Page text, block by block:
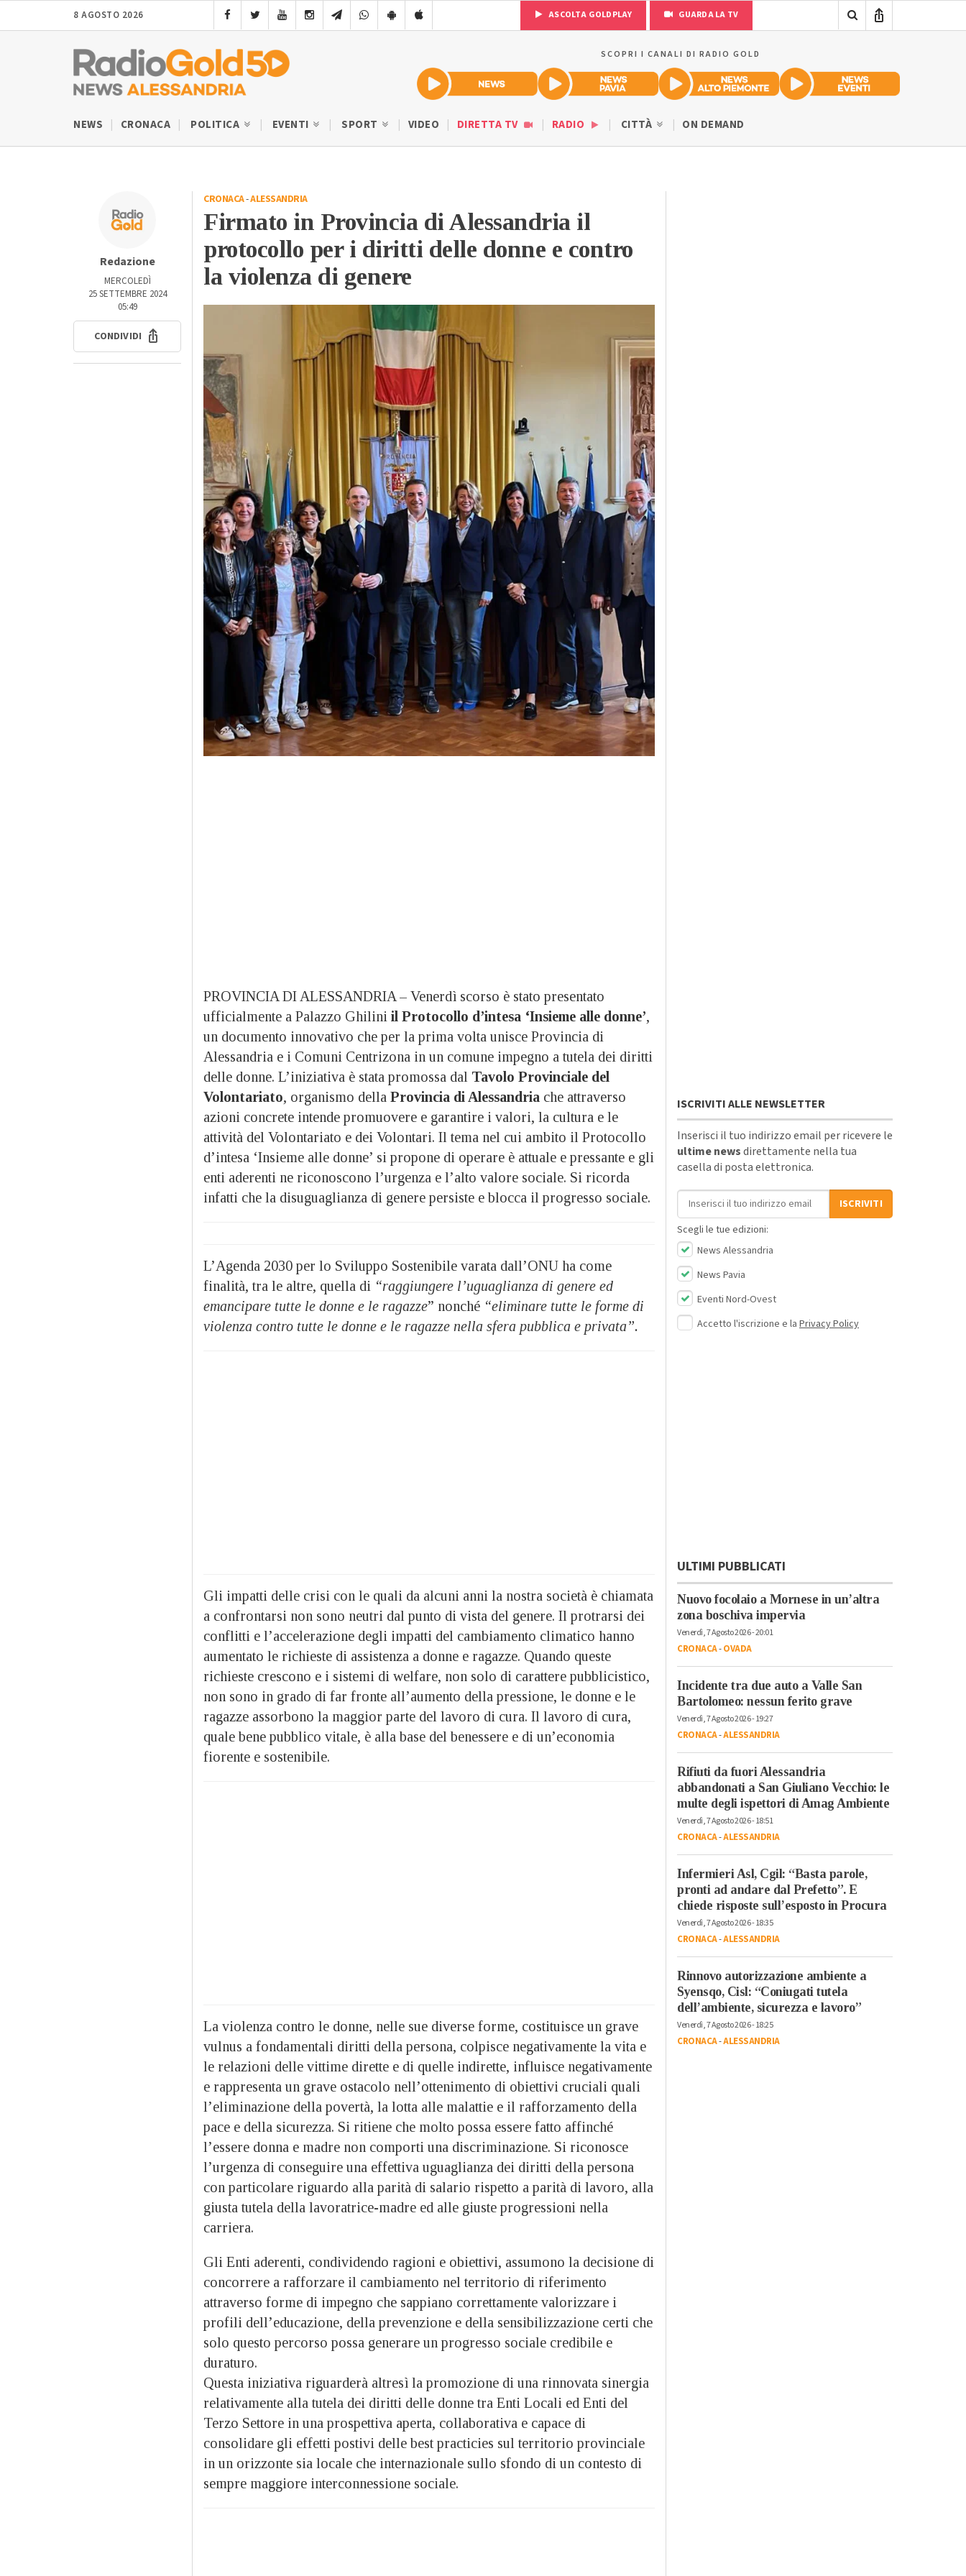
8 AGOSTO 2026 ASCOLTA GOLDPLAY GUARDA LA TV
SCOPRI I CANALI DI RADIO GOLD
NEWS CRONACA POLITICA EVENTI SPORT VIDEO DIRETTA TV RADIO CITTÀ ON DEMAND
Redazione
MERCOLEDÌ
25 SETTEMBRE 2024
05:49
CONDIVIDI
CRONACA-ALESSANDRIA
Firmato in Provincia di Alessandria il
protocollo per i diritti delle donne e contro
la violenza di genere
PROVINCIA DI ALESSANDRIA – Venerdì scorso è stato presentato
ufficialmente a Palazzo Ghilini il Protocollo d’intesa ‘Insieme alle donne’,
un documento innovativo che per la prima volta unisce Provincia di
Alessandria e i Comuni Centrizona in un comune impegno a tutela dei diritti
delle donne. L’iniziativa è stata promossa dal Tavolo Provinciale del
Volontariato, organismo della Provincia di Alessandria che attraverso
azioni concrete intende promuovere e garantire i valori, la cultura e le
attività del Volontariato e dei Volontari. Il tema nel cui ambito il Protocollo
d’intesa ‘Insieme alle donne’ si propone di operare è attuale e pressante e gli
enti aderenti ne riconoscono l’urgenza e l’alto valore sociale. Si ricorda
infatti che la disuguaglianza di genere persiste e blocca il progresso sociale.
L’Agenda 2030 per lo Sviluppo Sostenibile varata dall’ONU ha come
finalità, tra le altre, quella di “raggiungere l’uguaglianza di genere ed
emancipare tutte le donne e le ragazze” nonché “eliminare tutte le forme di
violenza contro tutte le donne e le ragazze nella sfera pubblica e privata”.
Gli impatti delle crisi con le quali da alcuni anni la nostra società è chiamata
a confrontarsi non sono neutri dal punto di vista del genere. Il protrarsi dei
conflitti e l’accelerazione degli impatti del cambiamento climatico hanno
aumentato le richieste di assistenza a donne e ragazze. Quando queste
richieste crescono e i sistemi di welfare, non solo di carattere pubblicistico,
non sono in grado di far fronte all’aumento della pressione, le donne e le
ragazze assorbono la maggior parte del lavoro di cura. Il lavoro di cura,
quale bene pubblico vitale, è alla base del benessere e di un’economia
fiorente e sostenibile.
La violenza contro le donne, nelle sue diverse forme, costituisce un grave
vulnus a fondamentali diritti della persona, colpisce negativamente la vita e
le relazioni delle vittime dirette e di quelle indirette, influisce negativamente
e rappresenta un grave ostacolo nell’ottenimento di obiettivi cruciali quali
l’eliminazione della povertà, la lotta alle malattie e il rafforzamento della
pace e della sicurezza. Si ritiene che molto possa essere fatto affinché
l’essere donna e madre non comporti una discriminazione. Si riconosce
l’urgenza di conseguire una effettiva uguaglianza dei diritti della persona
con particolare riguardo alla parità di salario rispetto a parità di lavoro, alla
giusta tutela della lavoratrice-madre ed alle giuste progressioni nella
carriera.
Gli Enti aderenti, condividendo ragioni e obiettivi, assumono la decisione di
concorrere a rafforzare il cambiamento nel territorio di riferimento
attraverso forme di impegno che sappiano correttamente valorizzare i
profili dell’educazione, della prevenzione e della sensibilizzazione certi che
solo questo percorso possa generare un progresso sociale credibile e
duraturo.
Questa iniziativa riguarderà altresì la promozione di una rinnovata sinergia
relativamente alla tutela dei diritti delle donne tra Enti Locali ed Enti del
Terzo Settore in una prospettiva aperta, collaborativa e capace di
consolidare gli effetti postivi delle best practicies sul territorio provinciale
in un orizzonte sia locale che internazionale sullo sfondo di un contesto di
sempre maggiore interconnessione sociale.
ISCRIVITI ALLE NEWSLETTER
Inserisci il tuo indirizzo email per ricevere le
ultime newsdirettamente nella tua
casella di posta elettronica.
Indirizzo email
ISCRIVITI
Scegli le tue edizioni:
News Alessandria
News Pavia
Eventi Nord-Ovest
Accetto l'iscrizione e la Privacy Policy
ULTIMI PUBBLICATI
Nuovo focolaio a Mornese in un’altra
zona boschiva impervia
Venerdì, 7 Agosto 2026 - 20:01
CRONACA-OVADA
Incidente tra due auto a Valle San
Bartolomeo: nessun ferito grave
Venerdì, 7 Agosto 2026 - 19:27
CRONACA-ALESSANDRIA
Rifiuti da fuori Alessandria
abbandonati a San Giuliano Vecchio: le
multe degli ispettori di Amag Ambiente
Venerdì, 7 Agosto 2026 - 18:51
CRONACA-ALESSANDRIA
Infermieri Asl, Cgil: “Basta parole,
pronti ad andare dal Prefetto”. E
chiede risposte sull’esposto in Procura
Venerdì, 7 Agosto 2026 - 18:35
CRONACA-ALESSANDRIA
Rinnovo autorizzazione ambiente a
Syensqo, Cisl: “Coniugati tutela
dell’ambiente, sicurezza e lavoro”
Venerdì, 7 Agosto 2026 - 18:25
CRONACA-ALESSANDRIA